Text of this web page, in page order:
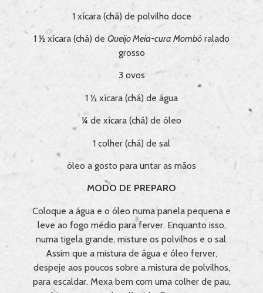
1 xícara (chá) de polvilho doce
1 ½ xícara (chá) de Queijo Meia-cura Mombó ralado
grosso
3 ovos
1 ½ xícara (chá) de água
¼ de xícara (chá) de óleo
1 colher (chá) de sal
óleo a gosto para untar as mãos
MODO DE PREPARO
Coloque a água e o óleo numa panela pequena e
leve ao fogo médio para ferver. Enquanto isso,
numa tigela grande, misture os polvilhos e o sal.
Assim que a mistura de água e óleo ferver,
despeje aos poucos sobre a mistura de polvilhos,
para escaldar. Mexa bem com uma colher de pau,